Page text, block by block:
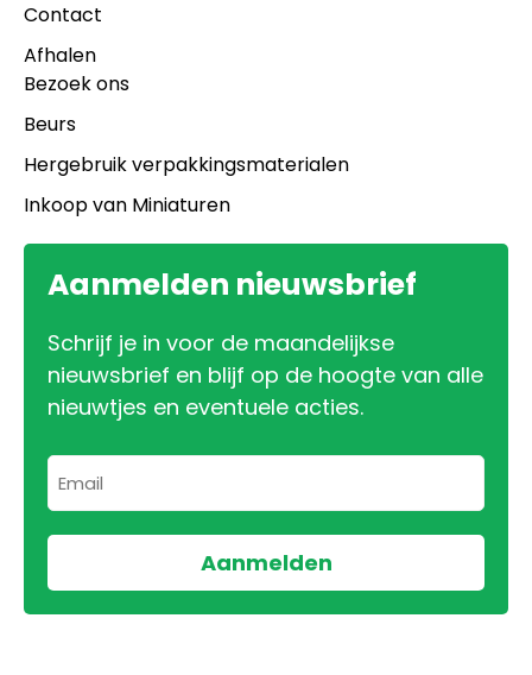
Contact
Afhalen
Bezoek ons
Beurs
Hergebruik verpakkingsmaterialen
Inkoop van Miniaturen
Aanmelden nieuwsbrief
Schrijf je in voor de maandelijkse
nieuwsbrief en blijf op de hoogte van alle
nieuwtjes en eventuele acties.